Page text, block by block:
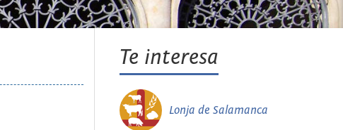
Te interesa
Lonja de Salamanca